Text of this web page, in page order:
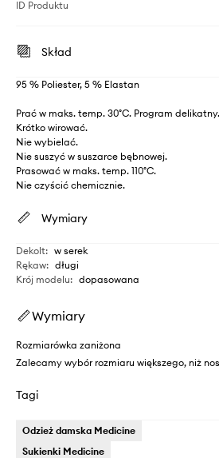
ID Produktu
Skład
95 % Poliester, 5 % Elastan
Prać w maks. temp. 30°C. Program delikatny.
Krótko wirować.
Nie wybielać.
Nie suszyć w suszarce bębnowej.
Prasować w maks. temp. 110°C.
Nie czyścić chemicznie.
Wymiary
Dekolt: w serek
Rękaw: długi
Krój modelu: dopasowana
Wymiary
Rozmiarówka zaniżona
Zalecamy wybór rozmiaru większego, niż
Tagi
Odzież damska Medicine
Sukienki Medicine